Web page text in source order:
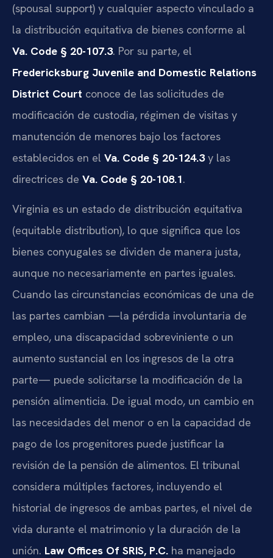
(spousal support) y cualquier aspecto vinculado a
la distribución equitativa de bienes conforme al
Va. Code § 20-107.3. Por su parte, el
Fredericksburg Juvenile and Domestic Relations
District Court conoce de las solicitudes de
modificación de custodia, régimen de visitas y
manutención de menores bajo los factores
establecidos en el Va. Code § 20-124.3y las
directrices de Va. Code § 20-108.1.
Virginia es un estado de distribución equitativa
(equitable distribution), lo que significa que los
bienes conyugales se dividen de manera justa,
aunque no necesariamente en partes iguales.
Cuando las circunstancias económicas de una de
las partes cambian —la pérdida involuntaria de
empleo, una discapacidad sobreviniente o un
aumento sustancial en los ingresos de la otra
parte— puede solicitarse la modificación de la
pensión alimenticia. De igual modo, un cambio en
las necesidades del menor o en la capacidad de
pago de los progenitores puede justificar la
revisión de la pensión de alimentos. El tribunal
considera múltiples factores, incluyendo el
historial de ingresos de ambas partes, el nivel de
vida durante el matrimonio y la duración de la
unión. Law Offices Of SRIS, P.C. ha manejado